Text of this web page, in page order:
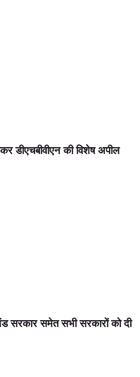
डीएचबीवीएन की विशेष अपील
सरकार समेत सभी सरकारों को दी